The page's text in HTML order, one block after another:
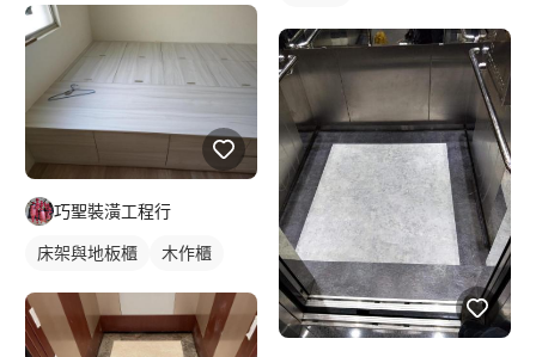
巧聖裝潢工程行
床架與地板櫃 木作櫃